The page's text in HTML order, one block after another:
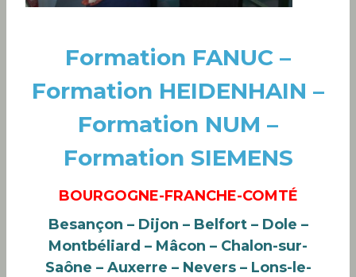
Formation FANUC –
Formation HEIDENHAIN –
Formation NUM –
Formation SIEMENS
BOURGOGNE-FRANCHE-COMTÉ
Besançon – Dijon – Belfort – Dole –
Montbéliard – Mâcon – Chalon-sur-
Saône – Auxerre – Nevers – Lons-le-